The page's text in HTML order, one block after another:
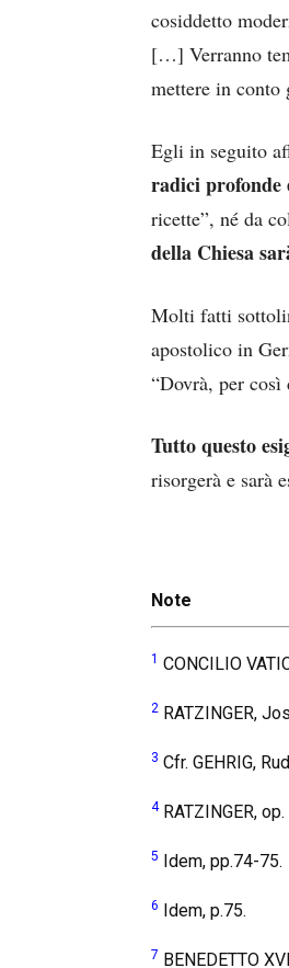
cosiddetto
[…] Verranno
mettere in conto
Egli in seguito
radici profonde
ricette”, né da
della Chiesa
Molti fatti
apostolico in
“Dovrà, per così
Tutto questo
risorgerà e sarà
Note
1 CONCILIO
2 RATZINGER,
3 Cfr. GEHRIG,
4RATZINGER,
5 Idem, pp.74-75.
6 Idem, p.75.
7 BENEDETTO